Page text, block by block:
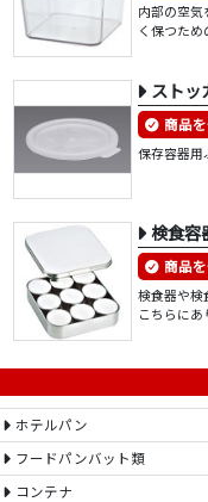
内部の空
く保つため
ストッ
商品
保存容器用
検食容
商品
検食器や検
こちらにあ
ホテルパン
フードパンバット類
コンテナ